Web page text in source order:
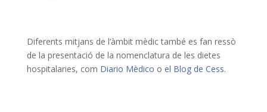
Diferents mitjans de l’àmbit mèdic també es fan ressò
de la presentació de la nomenclatura de les dietes
hospitalaries, com Diario Mèdico o el Blog de Cess.